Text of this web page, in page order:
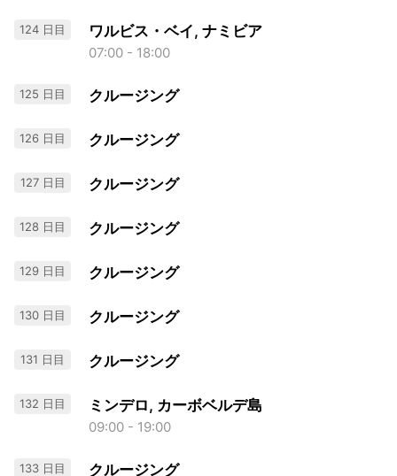
124 日目 ワルビス・ベイ, ナミビア
07:00 - 18:00
125 日目 クルージング
126 日目 クルージング
127 日目 クルージング
128 日目 クルージング
129 日目 クルージング
130 日目 クルージング
131 日目 クルージング
132 日目 ミンデロ, カーボベルデ島
09:00 - 19:00
133 日目 クルージング